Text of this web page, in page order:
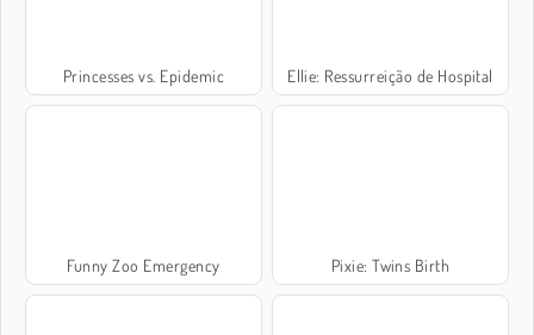
Princesses vs. Epidemic Ellie: Ressurreição de Hospital
Funny Zoo Emergency Pixie: Twins Birth